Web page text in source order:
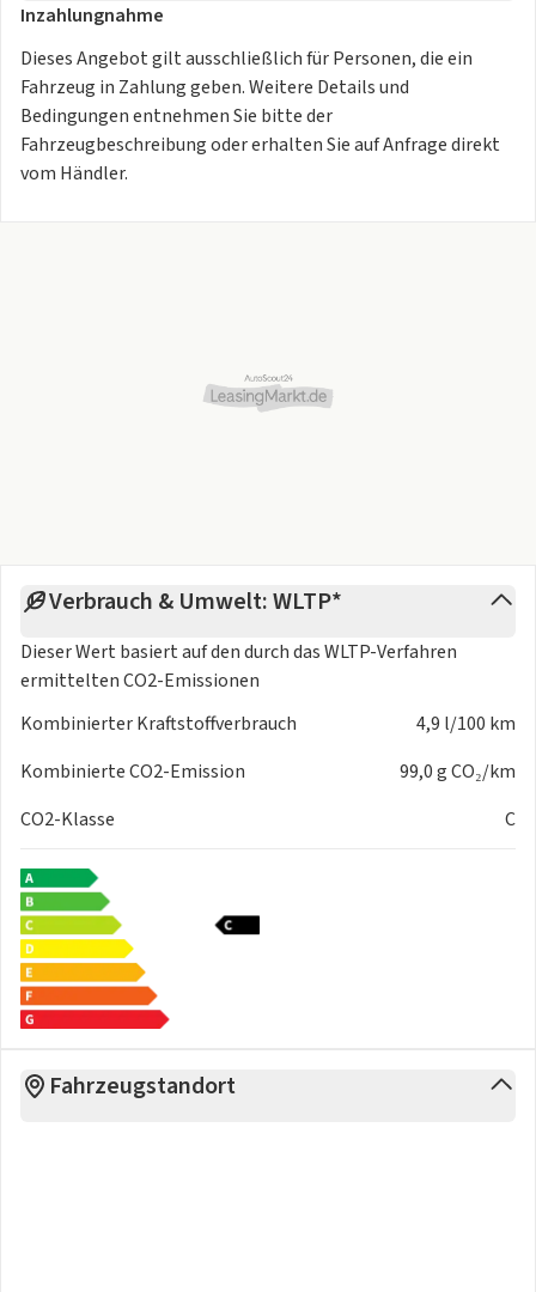
SUZUKI CONNECT
Guide me Light
Irrtümer und Änderungen vorbehalten.
Inzahlungnahme
Dieses Angebot gilt ausschließlich für Personen, die ein
Fahrzeug in Zahlung geben. Weitere Details und
Bedingungen entnehmen Sie bitte der
Fahrzeugbeschreibung oder erhalten Sie auf Anfrage direkt
vom Händler.
Verbrauch & Umwelt: WLTP*
Dieser Wert basiert auf den durch dasWLTP-Verfahren
ermittelten CO2-Emissionen
Kombinierter Kraftstoffverbrauch
4,9 l/100 km
Kombinierte CO2-Emission
99,0 g CO₂/km
CO2-Klasse
C
Fahrzeugstandort